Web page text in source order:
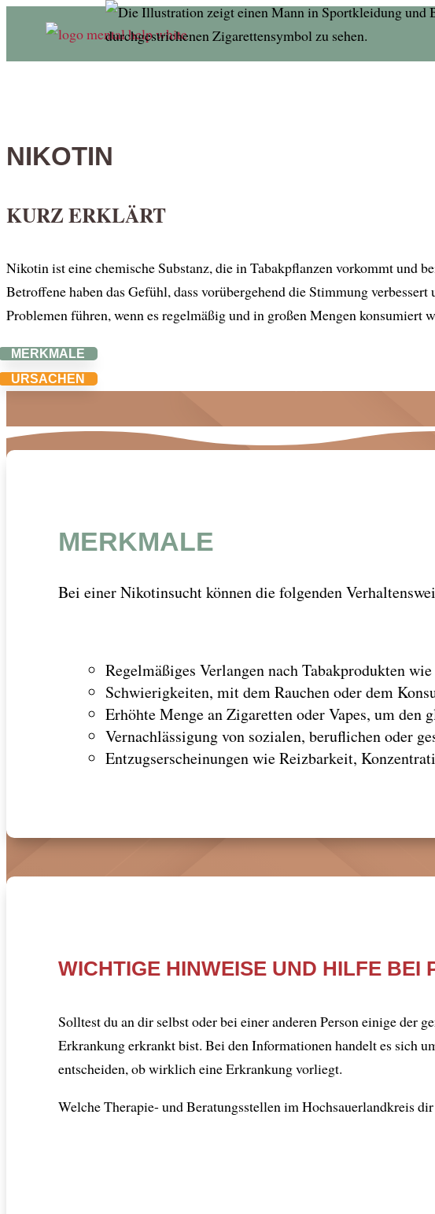
NIKOTIN
KURZ ERKLÄRT
Nikotin ist eine chemische Substanz, die in Tabakpflanzen vorkommt und
Betroffene haben das Gefühl, dass vorübergehend die Stimmung
Problemen führen, wenn es regelmäßig und in großen Mengen konsumiert
MERKMALE
URSACHEN
MERKMALE
Bei einer Nikotinsucht können die folgenden
Regelmäßiges Verlangen nach Tabakprodukten
Schwierigkeiten, mit dem Rauchen oder dem
Erhöhte Menge an Zigaretten oder Vapes, um den
Vernachlässigung von sozialen, beruflichen oder
Entzugserscheinungen wie Reizbarkeit,
WICHTIGE HINWEISE UND HILFE BEI
Solltest du an dir selbst oder bei einer anderen Person einige der
Erkrankung erkrankt bist. Bei den Informationen handelt es sich
entscheiden, ob wirklich eine Erkrankung vorliegt.
Welche Therapie- und Beratungsstellen im Hochsauerlandkreis